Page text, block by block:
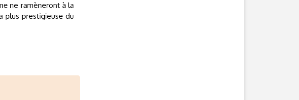
ne ramèneront à la
plus prestigieuse du